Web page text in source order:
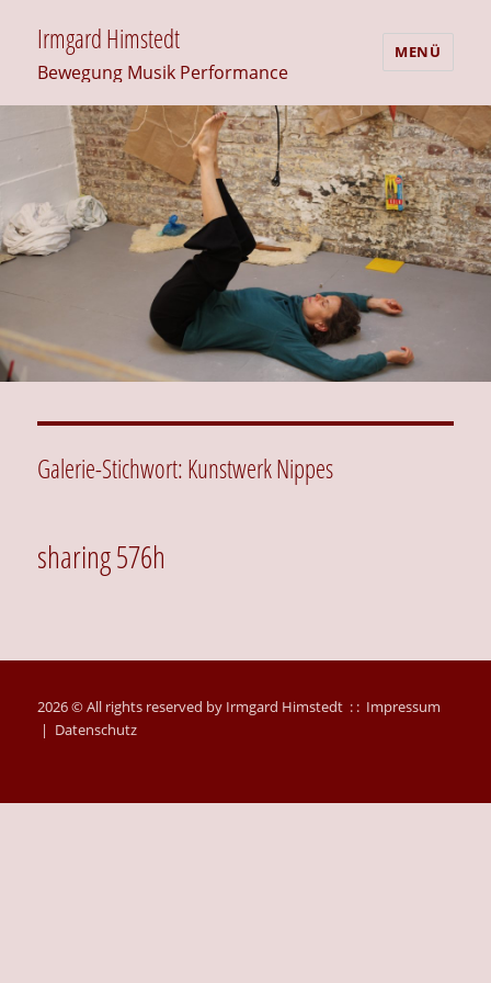
Irmgard Himstedt
Bewegung Musik Performance
MENÜ
Galerie-Stichwort:Kunstwerk Nippes
sharing 576h
2026 © All rights reserved by Irmgard Himstedt : : Impressum
| Datenschutz